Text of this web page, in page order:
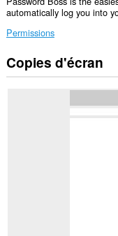
automatically log you into
Permissions
Cette
extension
Copies d'écran